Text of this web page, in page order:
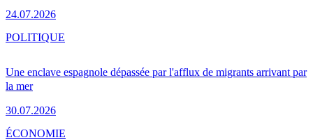
24.07.2026
Une enclave espagnole dépassée par l'afflux de migrants arrivant par
la mer
30.07.2026
POLITIQUE
ÉCONOMIE